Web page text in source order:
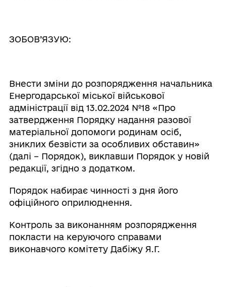
ЗОБОВ’ЯЗУЮ:
Внести зміни до розпорядження начальника
Енергодарської міської військової
адміністрації від 13.02.2024 №18 «Про
затвердження Порядку надання разової
матеріальної допомоги родинам осіб,
зниклих безвісти за особливих обставин»
(далі – Порядок), виклавши Порядок у новій
редакції, згідно з додатком.
Порядок набирає чинності з дня його
офіційного оприлюднення.
Контроль за виконанням розпорядження
покласти на керуючого справами
виконавчого комітету Дабіжу Я.Г.